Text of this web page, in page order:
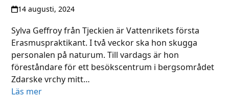
14 augusti, 2024
Sylva Geffroy från Tjeckien är Vattenrikets första
Erasmuspraktikant. I två veckor ska hon skugga
personalen på naturum. Till vardags är hon
föreståndare för ett besökscentrum i bergsområdet
Zdarske vrchy mitt…
Läs mer